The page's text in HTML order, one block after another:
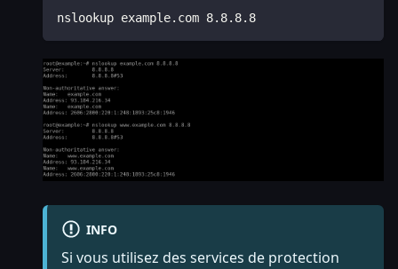
nslookup example.com 8.8.8.8
INFO
Si vous utilisez des services de protection